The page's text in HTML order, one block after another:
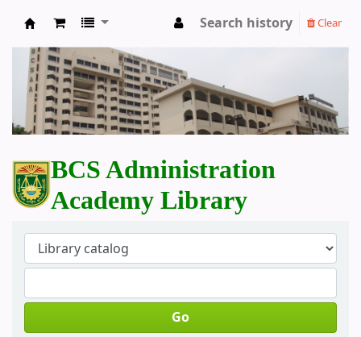
BCS Administration Academy Library
Search history Clear
BCS Administration
Academy Library
Go